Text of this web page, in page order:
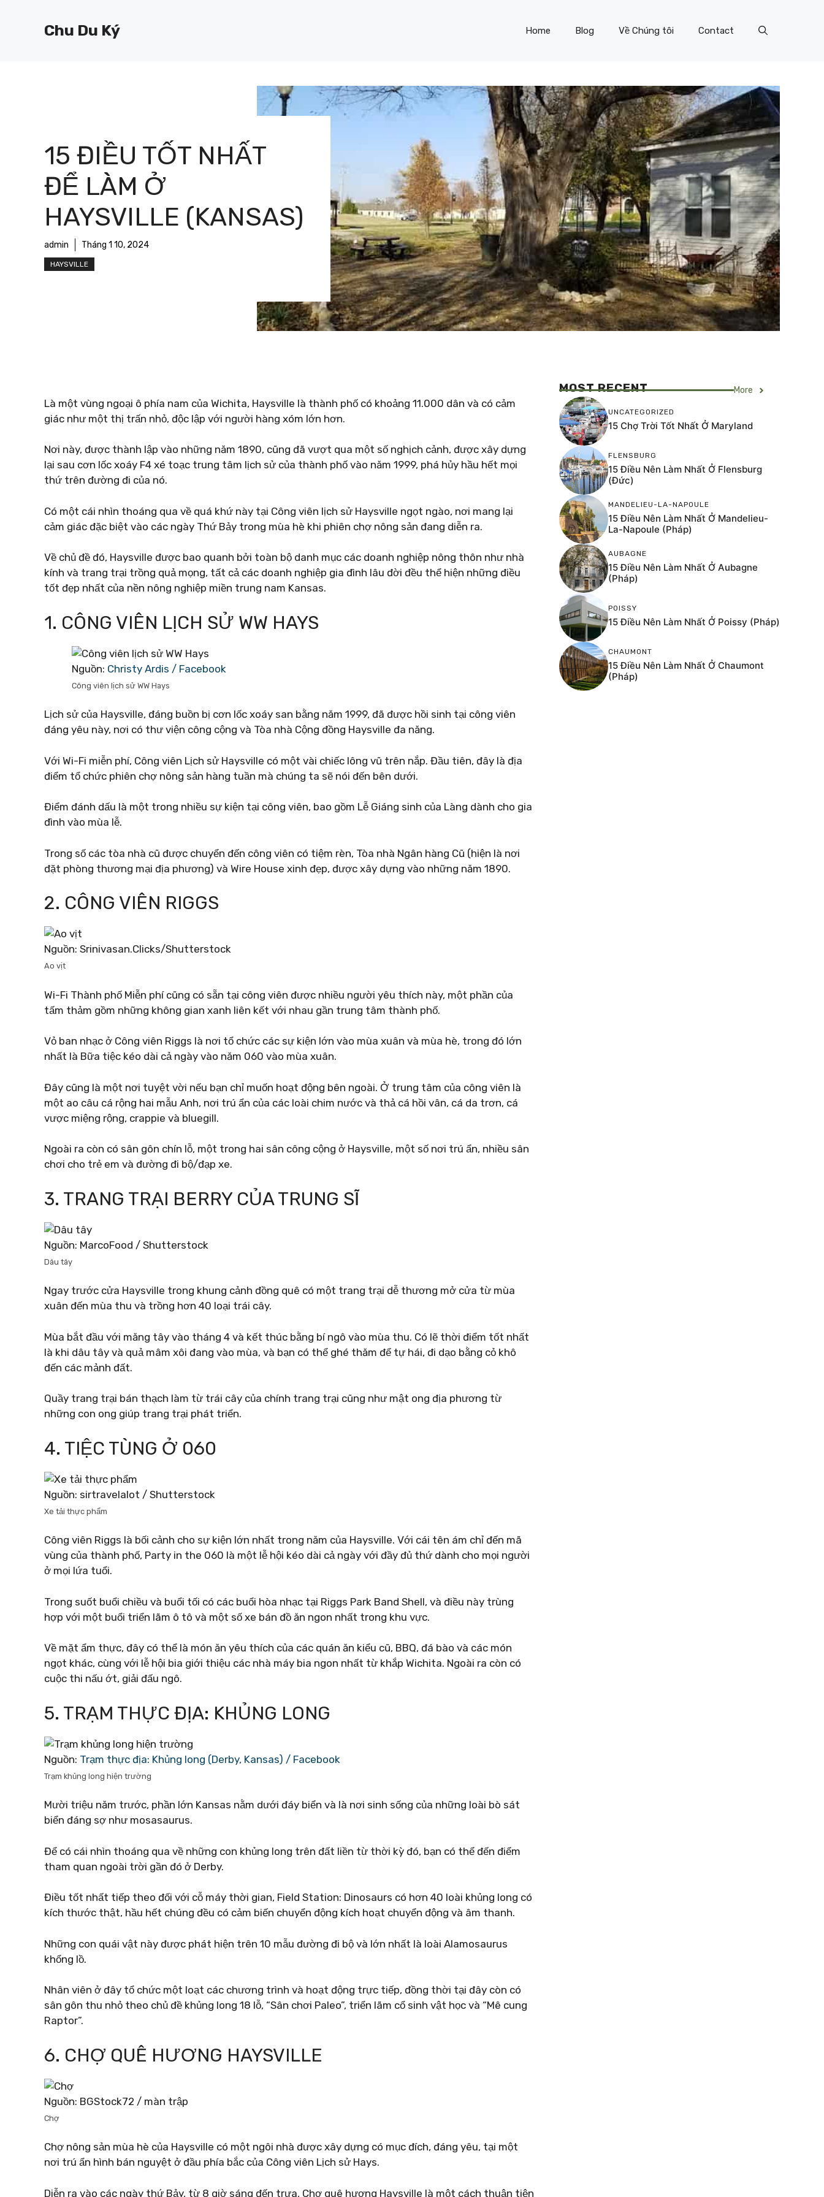
Chu Du Ký Home Blog Về Chúng tôi Contact
15 ĐIỀU TỐT NHẤT
ĐỂ LÀM Ở
HAYSVILLE (KANSAS)
admin Tháng 1 10, 2024
HAYSVILLE
Là một vùng ngoại ô phía nam của Wichita, Haysville là thành phố có khoảng 11.000 dân và có cảm
giác như một thị trấn nhỏ, độc lập với người hàng xóm lớn hơn.
Nơi này, được thành lập vào những năm 1890, cũng đã vượt qua một số nghịch cảnh, được xây dựng
lại sau cơn lốc xoáy F4 xé toạc trung tâm lịch sử của thành phố vào năm 1999, phá hủy hầu hết mọi
thứ trên đường đi của nó.
Có một cái nhìn thoáng qua về quá khứ này tại Công viên lịch sử Haysville ngọt ngào, nơi mang lại
cảm giác đặc biệt vào các ngày Thứ Bảy trong mùa hè khi phiên chợ nông sản đang diễn ra.
Về chủ đề đó, Haysville được bao quanh bởi toàn bộ danh mục các doanh nghiệp nông thôn như nhà
kính và trang trại trồng quả mọng, tất cả các doanh nghiệp gia đình lâu đời đều thể hiện những điều
tốt đẹp nhất của nền nông nghiệp miền trung nam Kansas.
1. CÔNG VIÊN LỊCH SỬ WW HAYS
Nguồn: Christy Ardis / Facebook
Công viên lịch sử WW Hays
Lịch sử của Haysville, đáng buồn bị cơn lốc xoáy san bằng năm 1999, đã được hồi sinh tại công viên
đáng yêu này, nơi có thư viện công cộng và Tòa nhà Cộng đồng Haysville đa năng.
Với Wi-Fi miễn phí, Công viên Lịch sử Haysville có một vài chiếc lông vũ trên nắp. Đầu tiên, đây là địa
điểm tổ chức phiên chợ nông sản hàng tuần mà chúng ta sẽ nói đến bên dưới.
Điểm đánh dấu là một trong nhiều sự kiện tại công viên, bao gồm Lễ Giáng sinh của Làng dành cho gia
đình vào mùa lễ.
Trong số các tòa nhà cũ được chuyển đến công viên có tiệm rèn, Tòa nhà Ngân hàng Cũ (hiện là nơi
đặt phòng thương mại địa phương) và Wire House xinh đẹp, được xây dựng vào những năm 1890.
2. CÔNG VIÊN RIGGS
Nguồn: Srinivasan.Clicks/Shutterstock
Ao vịt
Wi-Fi Thành phố Miễn phí cũng có sẵn tại công viên được nhiều người yêu thích này, một phần của
tấm thảm gồm những không gian xanh liên kết với nhau gần trung tâm thành phố.
Vỏ ban nhạc ở Công viên Riggs là nơi tổ chức các sự kiện lớn vào mùa xuân và mùa hè, trong đó lớn
nhất là Bữa tiệc kéo dài cả ngày vào năm 060 vào mùa xuân.
Đây cũng là một nơi tuyệt vời nếu bạn chỉ muốn hoạt động bên ngoài. Ở trung tâm của công viên là
một ao câu cá rộng hai mẫu Anh, nơi trú ẩn của các loài chim nước và thả cá hồi vân, cá da trơn, cá
vược miệng rộng, crappie và bluegill.
Ngoài ra còn có sân gôn chín lỗ, một trong hai sân công cộng ở Haysville, một số nơi trú ẩn, nhiều sân
chơi cho trẻ em và đường đi bộ/đạp xe.
3. TRANG TRẠI BERRY CỦA TRUNG SĨ
Nguồn: MarcoFood / Shutterstock
Dâu tây
Ngay trước cửa Haysville trong khung cảnh đồng quê có một trang trại dễ thương mở cửa từ mùa
xuân đến mùa thu và trồng hơn 40 loại trái cây.
Mùa bắt đầu với măng tây vào tháng 4 và kết thúc bằng bí ngô vào mùa thu. Có lẽ thời điểm tốt nhất
là khi dâu tây và quả mâm xôi đang vào mùa, và bạn có thể ghé thăm để tự hái, đi dạo bằng cỏ khô
đến các mảnh đất.
Quầy trang trại bán thạch làm từ trái cây của chính trang trại cũng như mật ong địa phương từ
những con ong giúp trang trại phát triển.
4. TIỆC TÙNG Ở 060
Nguồn: sirtravelalot / Shutterstock
Xe tải thực phẩm
Công viên Riggs là bối cảnh cho sự kiện lớn nhất trong năm của Haysville. Với cái tên ám chỉ đến mã
vùng của thành phố, Party in the 060 là một lễ hội kéo dài cả ngày với đầy đủ thứ dành cho mọi người
ở mọi lứa tuổi.
Trong suốt buổi chiều và buổi tối có các buổi hòa nhạc tại Riggs Park Band Shell, và điều này trùng
hợp với một buổi triển lãm ô tô và một số xe bán đồ ăn ngon nhất trong khu vực.
Về mặt ẩm thực, đây có thể là món ăn yêu thích của các quán ăn kiểu cũ, BBQ, đá bào và các món
ngọt khác, cùng với lễ hội bia giới thiệu các nhà máy bia ngon nhất từ ​​​​khắp Wichita. Ngoài ra còn có
cuộc thi nấu ớt, giải đấu ngô.
5. TRẠM THỰC ĐỊA: KHỦNG LONG
Nguồn: Trạm thực địa: Khủng long (Derby, Kansas) / Facebook
Trạm khủng long hiện trường
Mười triệu năm trước, phần lớn Kansas nằm dưới đáy biển và là nơi sinh sống của những loài bò sát
biển đáng sợ như mosasaurus.
Để có cái nhìn thoáng qua về những con khủng long trên đất liền từ thời kỳ đó, bạn có thể đến điểm
tham quan ngoài trời gần đó ở Derby.
Điều tốt nhất tiếp theo đối với cỗ máy thời gian, Field Station: Dinosaurs có hơn 40 loài khủng long có
kích thước thật, hầu hết chúng đều có cảm biến chuyển động kích hoạt chuyển động và âm thanh.
Những con quái vật này được phát hiện trên 10 mẫu đường đi bộ và lớn nhất là loài Alamosaurus
khổng lồ.
Nhân viên ở đây tổ chức một loạt các chương trình và hoạt động trực tiếp, đồng thời tại đây còn có
sân gôn thu nhỏ theo chủ đề khủng long 18 lỗ, “Sân chơi Paleo”, triển lãm cổ sinh vật học và “Mê cung
Raptor”.
6. CHỢ QUÊ HƯƠNG HAYSVILLE
Nguồn: BGStock72 / màn trập
Chợ
Chợ nông sản mùa hè của Haysville có một ngôi nhà được xây dựng có mục đích, đáng yêu, tại một
nơi trú ẩn hình bán nguyệt ở đầu phía bắc của Công viên Lịch sử Hays.
Diễn ra vào các ngày thứ Bảy, từ 8 giờ sáng đến trưa, Chợ quê hương Haysville là một cách thuận tiện
MOST RECENT More
UNCATEGORIZED
15 Chợ Trời Tốt Nhất Ở Maryland
FLENSBURG
15 Điều Nên Làm Nhất Ở Flensburg
(Đức)
MANDELIEU-LA-NAPOULE
15 Điều Nên Làm Nhất Ở Mandelieu-
La-Napoule (Pháp)
AUBAGNE
15 Điều Nên Làm Nhất Ở Aubagne
(Pháp)
POISSY
15 Điều Nên Làm Nhất Ở Poissy (Pháp)
CHAUMONT
15 Điều Nên Làm Nhất Ở Chaumont
(Pháp)